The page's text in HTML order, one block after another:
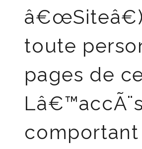
toute
pages de